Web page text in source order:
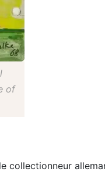
of
collectionneur